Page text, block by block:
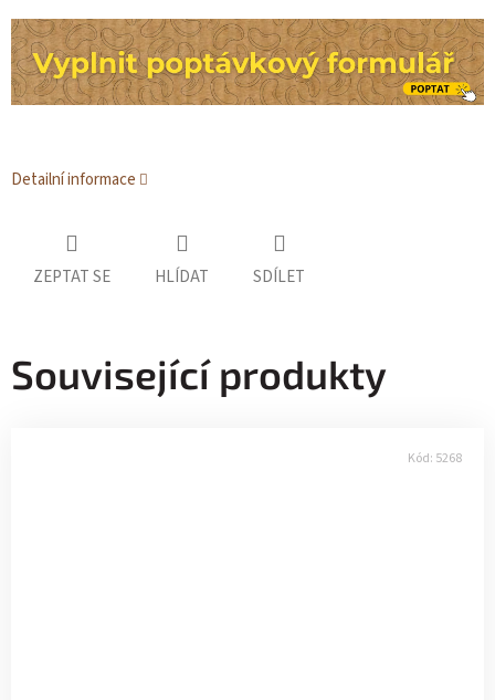
Detailní informace
ZEPTAT SE HLÍDAT SDÍLET
Související produkty
Kód: 5268